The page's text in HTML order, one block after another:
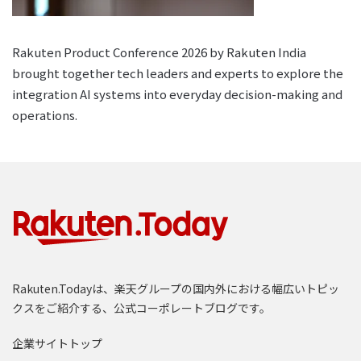
Rakuten Product Conference 2026 by Rakuten India
brought together tech leaders and experts to explore the
integration AI systems into everyday decision-making and
operations.
Rakuten.Todayは、楽天グループの国内外における幅広いトピッ
クスをご紹介する、公式コーポレートブログです。
企業サイトトップ